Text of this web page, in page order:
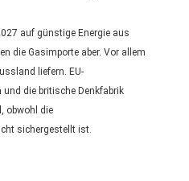
auf günstige Energie aus
die Gasimporte aber. Vor allem
liefern. EU-
die britische Denkfabrik
obwohl die
sichergestellt ist.